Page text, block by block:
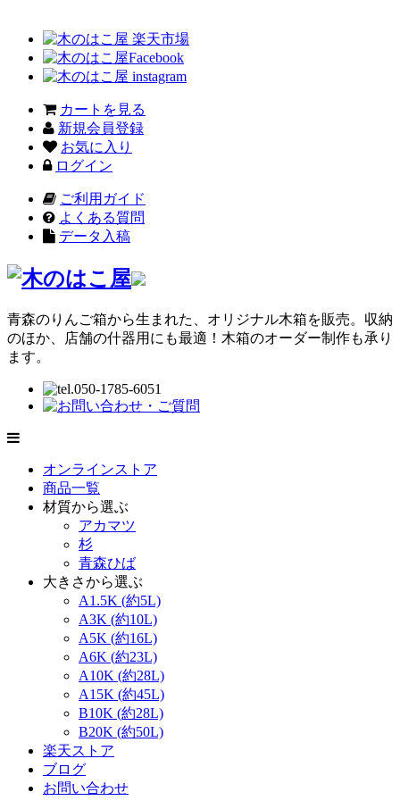
カートを見る
新規会員登録
お気に入り
ログイン
ご利用ガイド
よくある質問
データ入稿
青森のりんご箱から生まれた、オリジナル木箱を販売。収納
のほか、店舗の什器用にも最適！木箱のオーダー制作も承り
ます。
オンラインストア
商品一覧
材質から選ぶ
アカマツ
杉
青森ひば
大きさから選ぶ
A1.5K (約5L)
A3K (約10L)
A5K (約16L)
A6K (約23L)
A10K (約28L)
A15K (約45L)
B10K (約28L)
B20K (約50L)
楽天ストア
ブログ
お問い合わせ